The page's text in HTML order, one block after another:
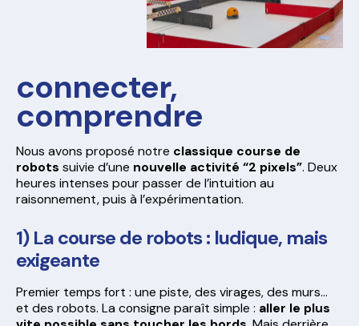
connecter,
comprendre
Nous avons proposé notre classique course de
robots suivie d’une nouvelle activité “2 pixels”. Deux
heures intenses pour passer de l’intuition au
raisonnement, puis à l’expérimentation.
1) La course de robots : ludique, mais
exigeante
Premier temps fort : une piste, des virages, des murs…
et des robots. La consigne paraît simple : aller le plus